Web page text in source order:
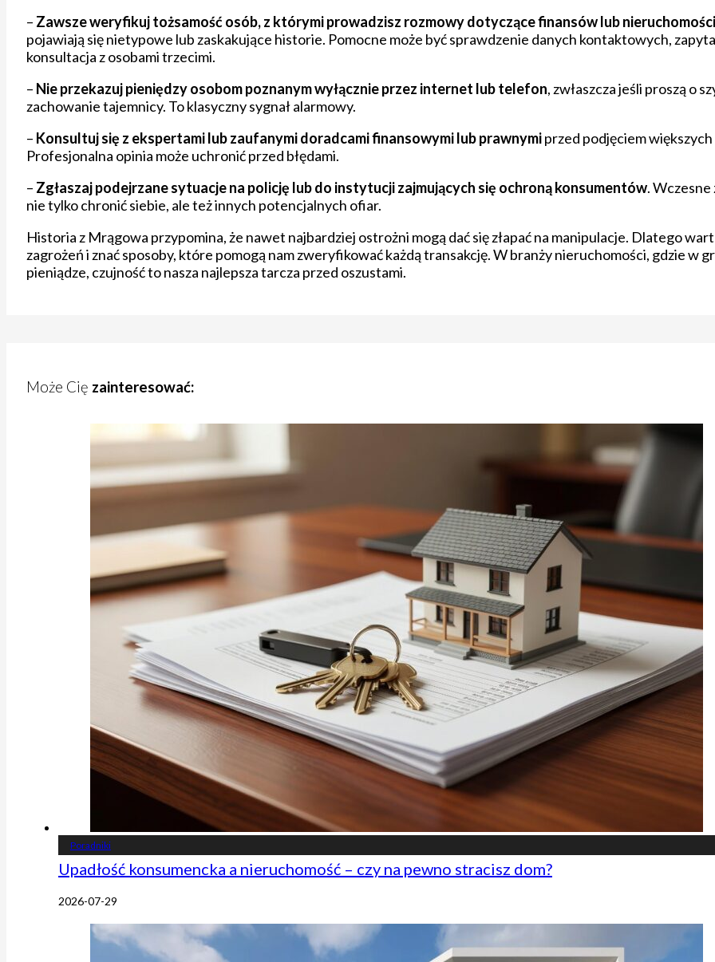
– Zawsze weryfikuj tożsamość osób, z którymi prowadzisz rozmowy dotyczące finansów lub nieruchomości
pojawiają się nietypowe lub zaskakujące historie. Pomocne może być sprawdzenie danych kontaktowych,
konsultacja z osobami trzecimi.
– Nie przekazuj pieniędzy osobom poznanym wyłącznie przez internet lub telefon, zwłaszcza jeśli proszą o
zachowanie tajemnicy. To klasyczny sygnał alarmowy.
– Konsultuj się z ekspertami lub zaufanymi doradcami finansowymi lub prawnymiprzed podjęciem
Profesjonalna opinia może uchronić przed błędami.
– Zgłaszaj podejrzane sytuacje na policję lub do instytucji zajmujących się ochroną konsumentów. Wczesne
nie tylko chronić siebie, ale też innych potencjalnych ofiar.
Historia z Mrągowa przypomina, że nawet najbardziej ostrożni mogą dać się złapać na manipulacje. Dlatego
zagrożeń i znać sposoby, które pomogą nam zweryfikować każdą transakcję. W branży nieruchomości, gdzie w
pieniądze, czujność to nasza najlepsza tarcza przed oszustami.
Może Cię zainteresować:
Poradniki
Upadłość konsumencka a nieruchomość – czy na pewno stracisz dom?
2026-07-29